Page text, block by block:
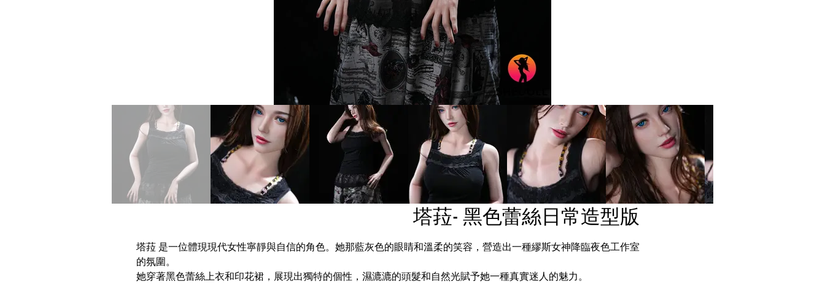
塔菈- 黑色蕾絲日常造型版
塔菈 是一位體現現代女性寧靜與自信的角色。她那藍灰色的眼睛和溫柔的笑容，營造出一種繆斯女神降臨夜色工作室
的氛圍。
她穿著黑色蕾絲上衣和印花裙，展現出獨特的個性，濕漉漉的頭髮和自然光賦予她一種真實迷人的魅力。